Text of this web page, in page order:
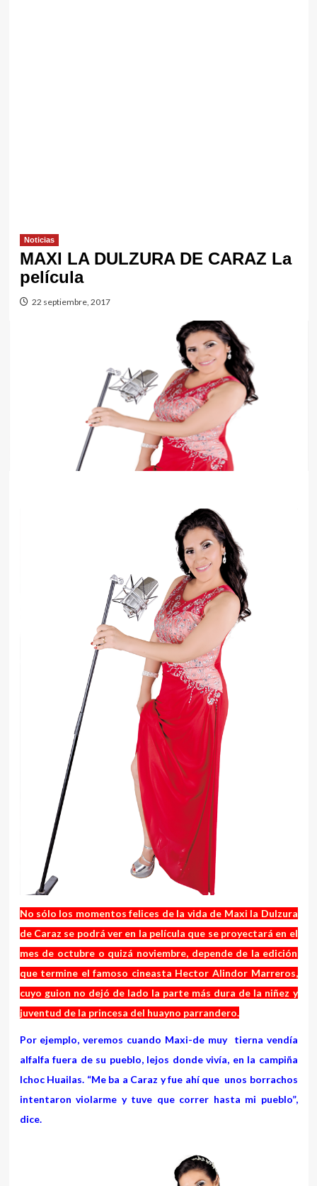
Noticias
MAXI LA DULZURA DE CARAZ La
película
22 septiembre, 2017
No sólo los momentos felices de la vida de Maxi la Dulzura
de Caraz se podrá ver en la película que se proyectará en el
mes de octubre o quizá noviembre, depende de la edición
que termine el famoso cineasta Hector Alindor Marreros,
cuyo guion no dejó de lado la parte más dura de la niñez y
juventud de la princesa del huayno parrandero.
Por ejemplo, veremos cuando Maxi-de muy tierna vendía
alfalfa fuera de su pueblo, lejos donde vivía, en la campiña
Ichoc Huailas. “Me ba a Caraz y fue ahí que unos borrachos
intentaron violarme y tuve que correr hasta mi pueblo”,
dice.